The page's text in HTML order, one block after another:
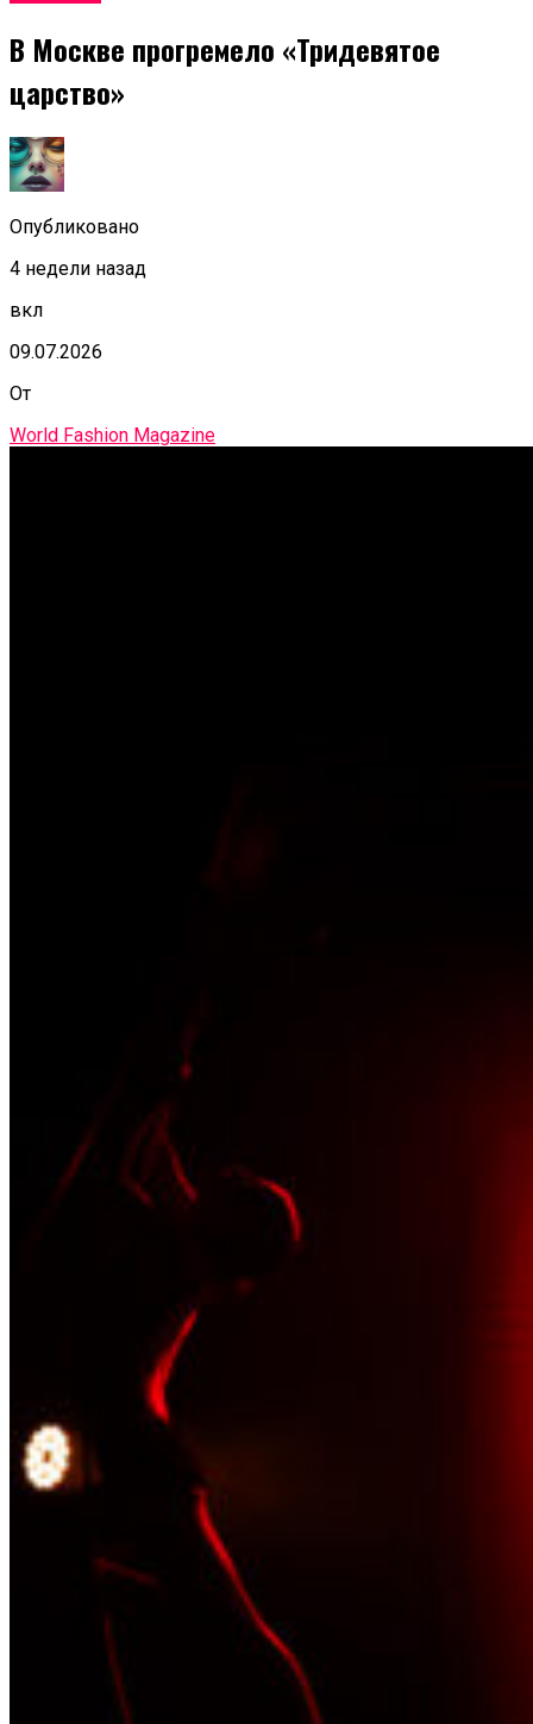
В Москве прогремело «Тридевятое
царство»
Опубликовано
4 недели назад
вкл
09.07.2026
От
World Fashion Magazine